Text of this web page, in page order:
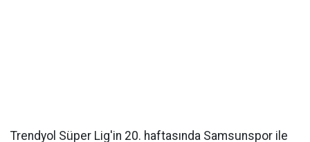
Trendyol Süper Lig'in 20. haftasında Samsunspor ile